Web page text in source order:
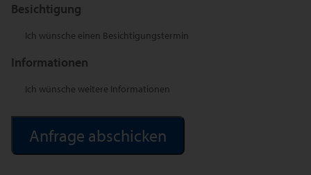
Besichtigung
Ich wünsche einen Besichtigungstermin
Informationen
Ich wünsche weitere Informationen